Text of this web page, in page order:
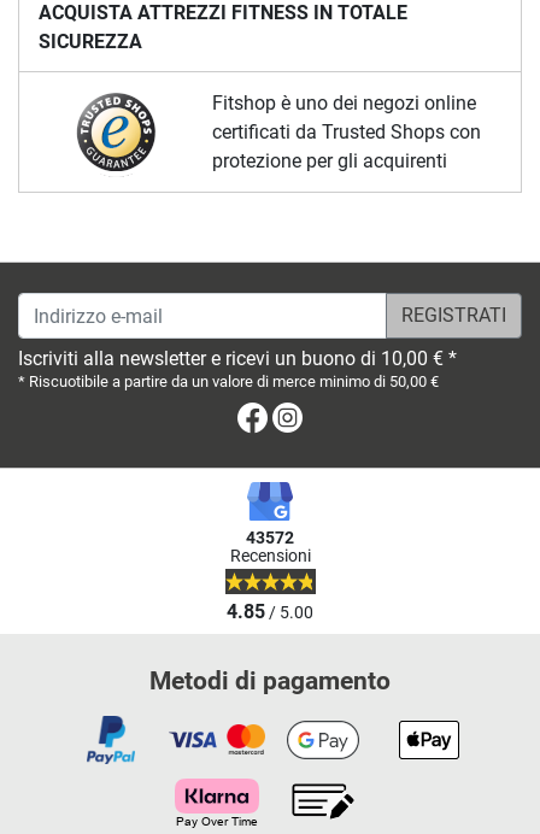
ACQUISTA ATTREZZI FITNESS IN TOTALE
SICUREZZA
Fitshop è uno dei negozi online
certificati da Trusted Shops con
protezione per gli acquirenti
Indirizzo e-mail
Iscriviti alla newsletter e ricevi un buono di 10,00 € *
* Riscuotibile a partire da un valore di merce minimo di 50,00 €
Facebook
43572
Recensioni
4.85/ 5.00
Metodi di pagamento